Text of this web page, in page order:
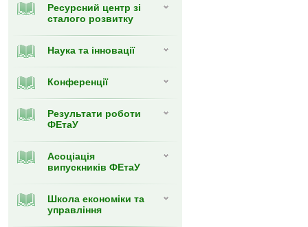
Ресурсний центр зі
сталого розвитку
Наука та інновації
Конференції
Результати роботи
ФЕтаУ
Асоціація
випускників ФЕтаУ
Школа економіки та
управління